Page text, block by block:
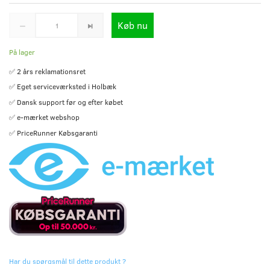
Køb nu
På lager
✅ 2 års reklamationsret
✅ Eget serviceværksted i Holbæk
✅ Dansk support før og efter købet
✅ e-mærket webshop
✅ PriceRunner Købsgaranti
Har du spørgsmål til dette produkt ?